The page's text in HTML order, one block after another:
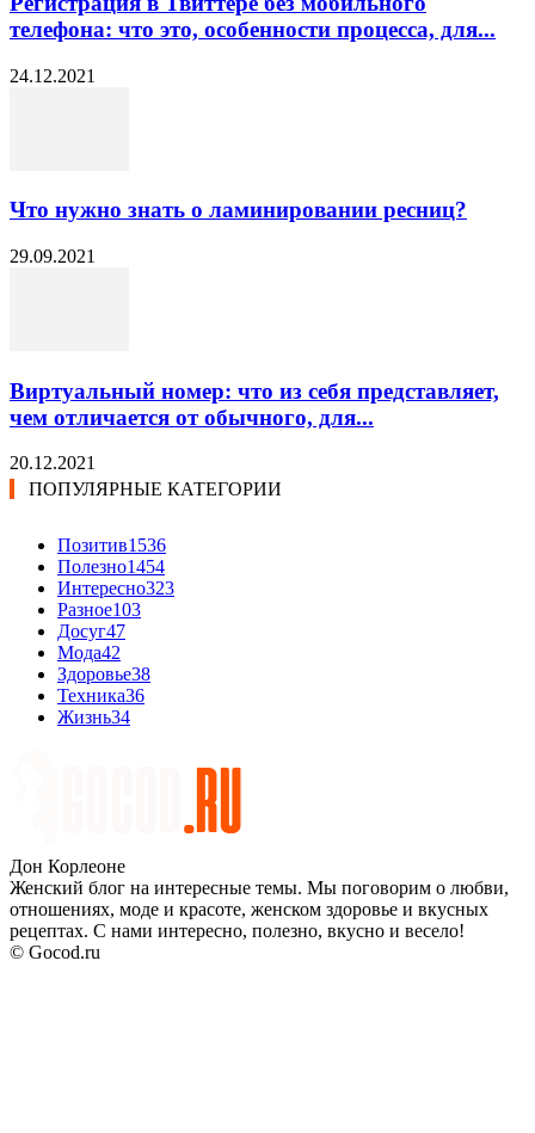
телефона: что это, особенности процесса, для...
24.12.2021
Что нужно знать о ламинировании ресниц?
29.09.2021
Виртуальный номер: что из себя представляет,
чем отличается от обычного, для...
20.12.2021
ПОПУЛЯРНЫЕ КАТЕГОРИИ
Позитив1536
Полезно1454
Интересно323
Разное103
Досуг47
Мода42
Здоровье38
Техника36
Жизнь34
Дон Корлеоне
Женский блог на интересные темы. Мы поговорим о любви,
отношениях, моде и красоте, женском здоровье и вкусных
рецептах. С нами интересно, полезно, вкусно и весело!
© Gocod.ru